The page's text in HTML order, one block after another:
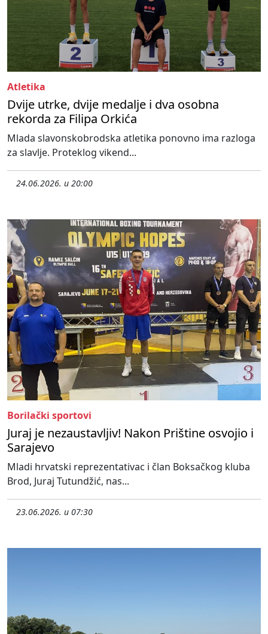
Atletika
Dvije utrke, dvije medalje i dva osobna
rekorda za Filipa Orkića
Mlada slavonskobrodska atletika ponovno ima razloga
za slavlje. Proteklog vikend...
24.06.2026. u 20:00
Borilački sportovi
Juraj je nezaustavljiv! Nakon Prištine osvojio i
Sarajevo
Mladi hrvatski reprezentativac i član Boksačkog kluba
Brod, Juraj Tutundžić, nas...
23.06.2026. u 07:30